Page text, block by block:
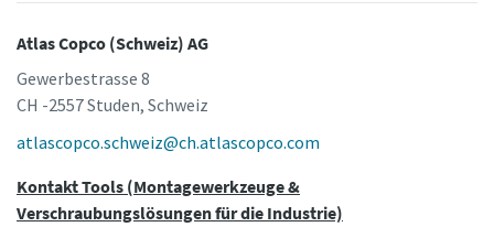
Atlas Copco (Schweiz) AG
Gewerbestrasse 8
CH -2557 Studen, Schweiz
atlascopco.schweiz@ch.atlascopco.com
Kontakt Tools (Montagewerkzeuge &
Verschraubungslösungen für die Industrie)